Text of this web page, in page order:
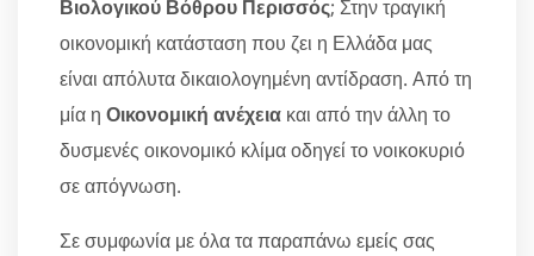
Βιολογικού Βόθρου Περισσός; Στην τραγική
οικονομική κατάσταση που ζει η Ελλάδα μας
είναι απόλυτα δικαιολογημένη αντίδραση. Από τη
μία η Οικονομική ανέχεια και από την άλλη το
δυσμενές οικονομικό κλίμα οδηγεί το νοικοκυριό
σε απόγνωση.
Σε συμφωνία με όλα τα παραπάνω εμείς σας